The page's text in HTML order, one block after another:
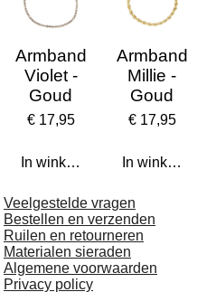
Armband
Violet -
Goud
€ 17,95
In winkelwagen
Armband
Millie -
Goud
€ 17,95
In winkelwagen
Veelgestelde vragen
Bestellen en verzenden
Ruilen en retourneren
Materialen sieraden
Algemene voorwaarden
Privacy policy